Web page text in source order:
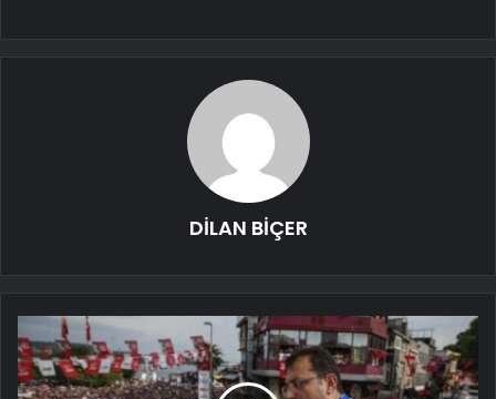
DİLAN BİÇER